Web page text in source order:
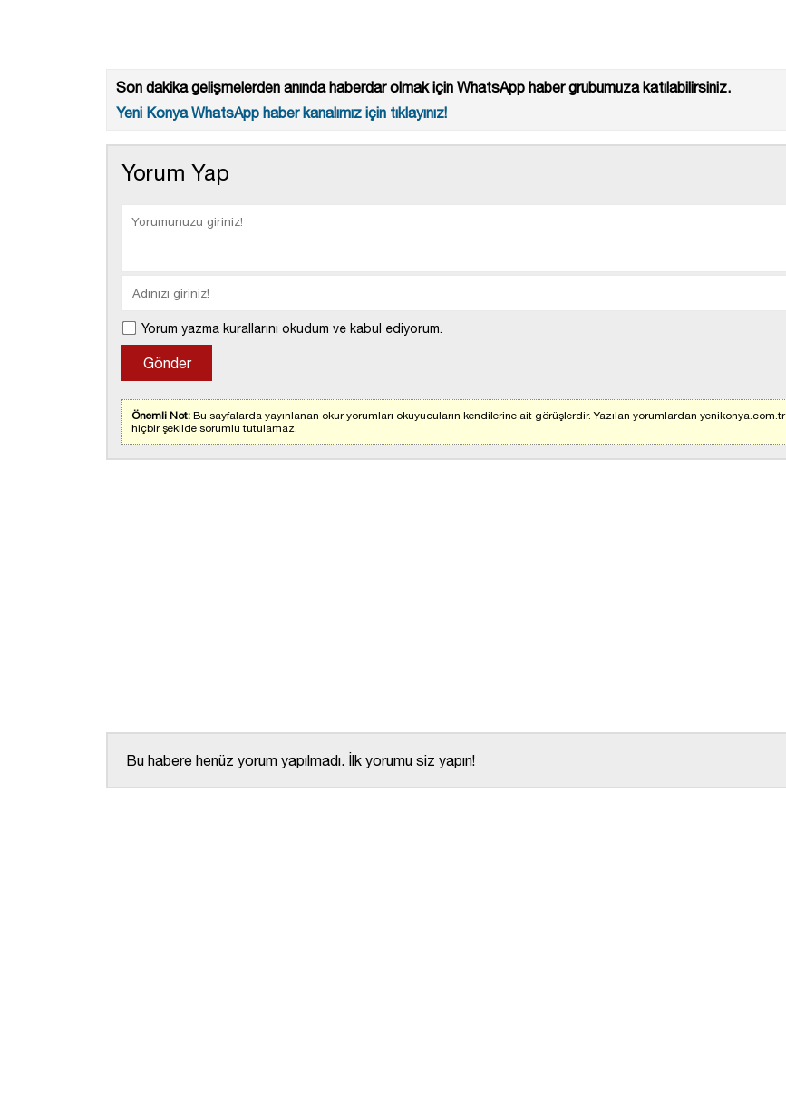
Son dakika gelişmelerden anında haberdar olmak için WhatsApp haber grubumuza katılabilirsiniz.
Yeni Konya WhatsApp haber kanalımız için tıklayınız!
Yorum Yap
Yorum yazma kurallarını okudum ve kabul ediyorum.
Önemli Not: Bu sayfalarda yayınlanan okur yorumları okuyucuların kendilerine ait görüşlerdir. Yazılan yorumlardan yenikonya.com.tr
hiçbir şekilde sorumlu tutulamaz.
Bu habere henüz yorum yapılmadı. İlk yorumu siz yapın!